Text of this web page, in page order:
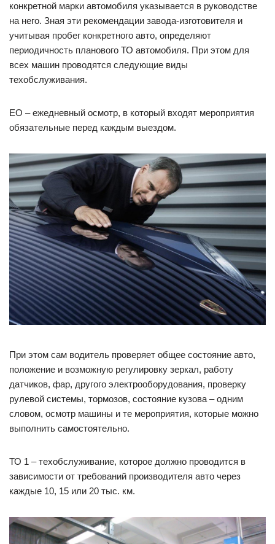
конкретной марки автомобиля указывается в руководстве
на него. Зная эти рекомендации завода-изготовителя и
учитывая пробег конкретного авто, определяют
периодичность планового ТО автомобиля. При этом для
всех машин проводятся следующие виды
техобслуживания.
ЕО – ежедневный осмотр, в который входят мероприятия
обязательные перед каждым выездом.
При этом сам водитель проверяет общее состояние авто,
положение и возможную регулировку зеркал, работу
датчиков, фар, другого электрооборудования, проверку
рулевой системы, тормозов, состояние кузова – одним
словом, осмотр машины и те мероприятия, которые можно
выполнить самостоятельно.
ТО 1 – техобслуживание, которое должно проводится в
зависимости от требований производителя авто через
каждые 10, 15 или 20 тыс. км.